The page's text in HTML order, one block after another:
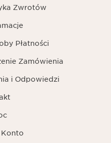
Zwrotów
Płatności
Zamówienia
i Odpowiedzi
Konto